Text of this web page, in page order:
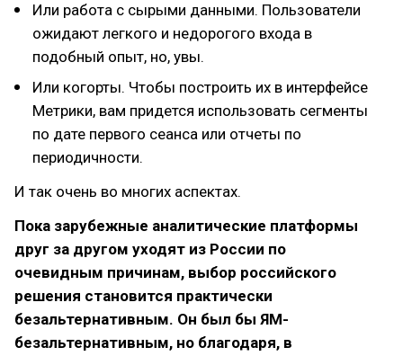
Или работа с сырыми данными. Пользователи
ожидают легкого и недорогого входа в
подобный опыт, но, увы.
Или когорты. Чтобы построить их в интерфейсе
Метрики, вам придется использовать сегменты
по дате первого сеанса или отчеты по
периодичности.
И так очень во многих аспектах.
Пока зарубежные аналитические платформы
друг за другом уходят из России по
очевидным причинам, выбор российского
решения становится практически
безальтернативным. Он был бы ЯМ-
безальтернативным, но благодаря, в